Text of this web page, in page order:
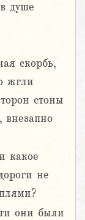
душе
скорбь,
жгли
стоны
какое
не
они были